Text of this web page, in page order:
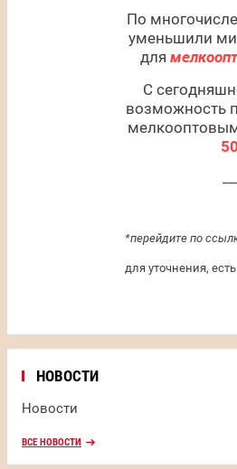
По
уменьшили
для
С
возможность
*перейдите по
для уточнения,
НОВОСТИ
Новости
ВСЕ НОВОСТИ